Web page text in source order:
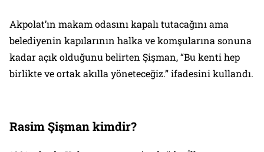
Akpolat’ın makam odasını kapalı tutacağını ama
belediyenin kapılarının halka ve komşularına sonuna
kadar açık olduğunu belirten Şişman, “Bu kenti hep
birlikte ve ortak akılla yöneteceğiz.” ifadesini kullandı.
Rasim Şişman kimdir?